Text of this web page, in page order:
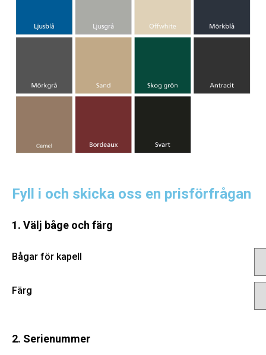
Fyll i och skicka oss en prisförfrågan
1. Välj båge och färg
Bågar för kapell
Färg
2. Serienummer